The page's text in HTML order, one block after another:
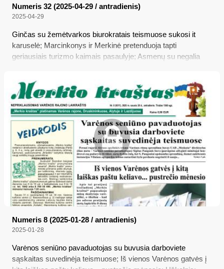
Numeris 32 (2025-04-29 / antradienis)
2025-04-29
Ginčas su žemėtvarkos biurokratais teismuose sukosi it
karuselė; Marcinkonys ir Merkinė pretenduoja tapti
geriausiais turizmo kaimais pasaulyje; Asmenų su negalia
Kaip skirti savo GPM dalį
Numeris 8 (2025-01-28 / antradienis)
2025-01-28
Varėnos seniūno pavaduotojas su buvusia darboviete
sąskaitas suvedinėja teismuose; Iš vienos Varėnos gatvės į